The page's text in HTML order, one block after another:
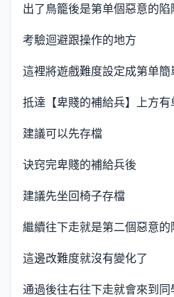
出了鳥籠後是第单個惡意的陷
考驗迴避跟操作的地方
這裡將遊戲難度設定成第单
抵達【卑賤的補給兵】上方有
建議可以先存檔
诀窍完卑賤的補給兵後
建議先坐回椅子存檔
繼續往下走就是第二個惡意的
這邊改難度就沒有變化了
通過後往右往下走就會來到